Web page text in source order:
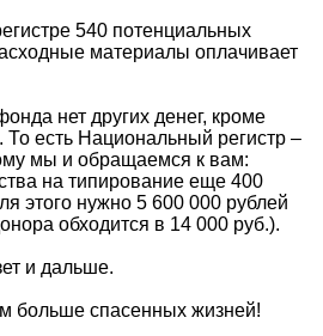
540 потенциальных
материалы оплачивает
нет других денег, кроме
есть Национальный регистр –
мы и обращаемся к вам:
на типирование еще 400
этого нужно 5 600 000 рублей
обходится в 14 000 руб.).
и дальше.
больше спасенных жизней!